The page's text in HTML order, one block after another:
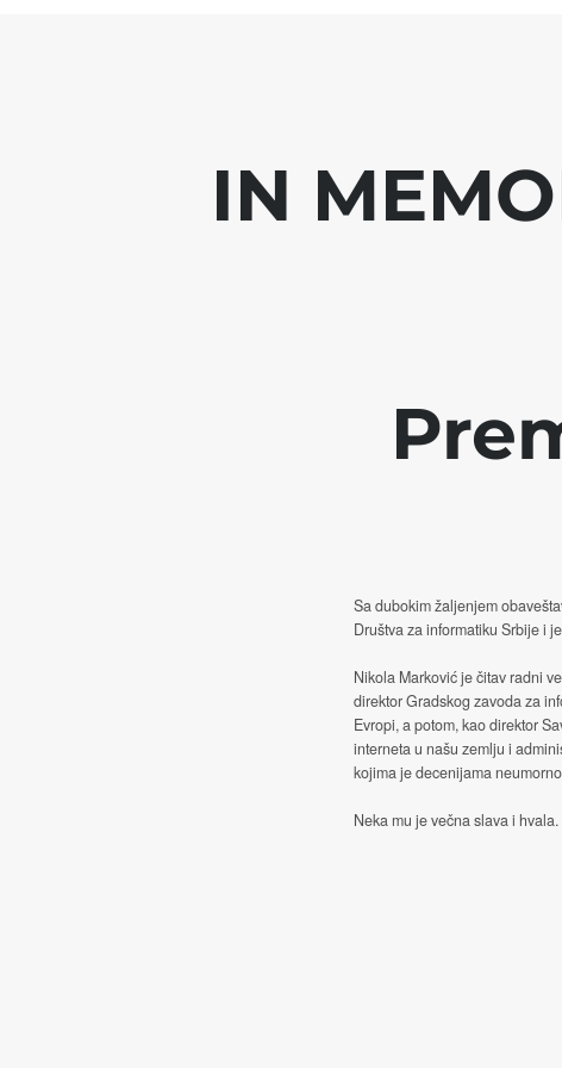
IN
Sa dubokim žaljenjem
Društva za informatiku Srbije i
Nikola Marković je čitav radni
direktor Gradskog zavoda za
Evropi, a potom, kao direktor
interneta u našu zemlju i
kojima je decenijama
Neka mu je večna slava i hvala.